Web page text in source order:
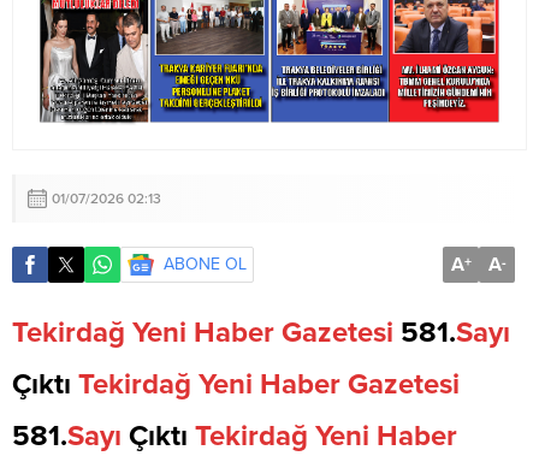
01/07/2026 02:13
ABONE OL A+ A-
Tekirdağ Yeni Haber Gazetesi 581.Sayı
Çıktı Tekirdağ Yeni Haber Gazetesi
581.Sayı Çıktı Tekirdağ Yeni Haber